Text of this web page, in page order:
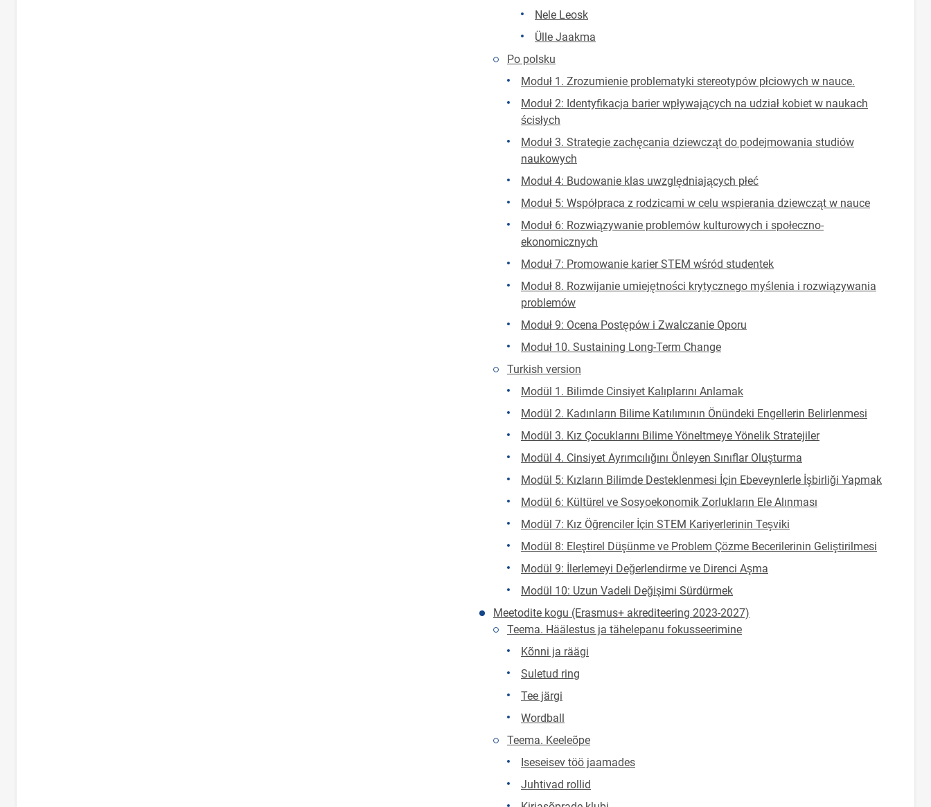
Nele Leosk
Ülle Jaakma
Po polsku
Moduł 1. Zrozumienie problematyki stereotypów płciowych w nauce.
Moduł 2: Identyfikacja barier wpływających na udział kobiet w naukach
ścisłych
Moduł 3. Strategie zachęcania dziewcząt do podejmowania studiów
naukowych
Moduł 4: Budowanie klas uwzględniających płeć
Moduł 5: Współpraca z rodzicami w celu wspierania dziewcząt w nauce
Moduł 6: Rozwiązywanie problemów kulturowych i społeczno-
ekonomicznych
Moduł 7: Promowanie karier STEM wśród studentek
Moduł 8. Rozwijanie umiejętności krytycznego myślenia i rozwiązywania
problemów
Moduł 9: Ocena Postępów i Zwalczanie Oporu
Moduł 10. Sustaining Long-Term Change
Turkish version
Modül 1. Bilimde Cinsiyet Kalıplarını Anlamak
Modül 2. Kadınların Bilime Katılımının Önündeki Engellerin Belirlenmesi
Modül 3. Kız Çocuklarını Bilime Yöneltmeye Yönelik Stratejiler
Modül 4. Cinsiyet Ayrımcılığını Önleyen Sınıflar Oluşturma
Modül 5: Kızların Bilimde Desteklenmesi İçin Ebeveynlerle İşbirliği Yapmak
Modül 6: Kültürel ve Sosyoekonomik Zorlukların Ele Alınması
Modül 7: Kız Öğrenciler İçin STEM Kariyerlerinin Teşviki
Modül 8: Eleştirel Düşünme ve Problem Çözme Becerilerinin Geliştirilmesi
Modül 9: İlerlemeyi Değerlendirme ve Direnci Aşma
Modül 10: Uzun Vadeli Değişimi Sürdürmek
Meetodite kogu (Erasmus+ akrediteering 2023-2027)
Teema. Häälestus ja tähelepanu fokusseerimine
Kõnni ja räägi
Suletud ring
Tee järgi
Wordball
Teema. Keeleõpe
Iseseisev töö jaamades
Juhtivad rollid